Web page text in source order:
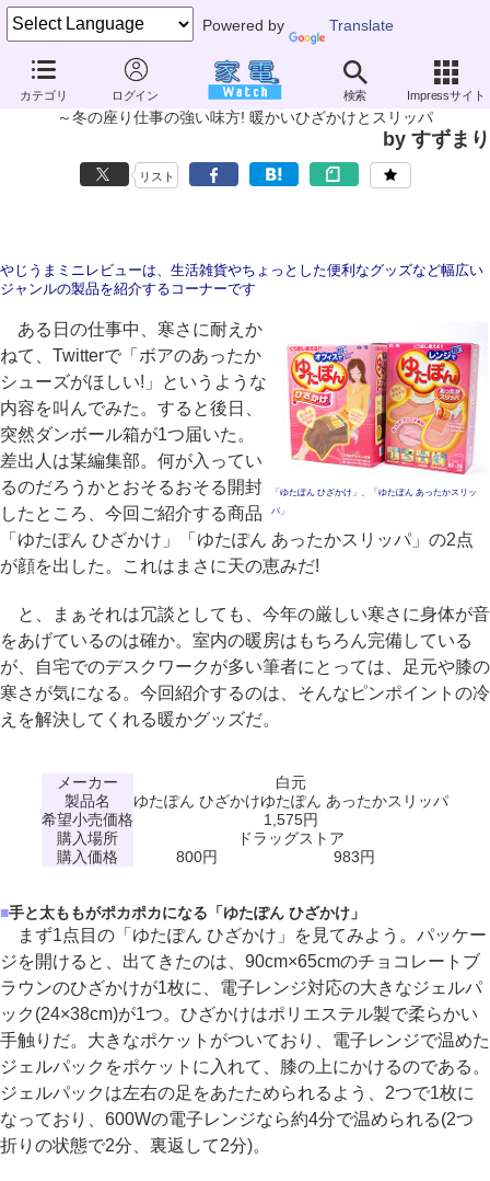
Powered by Translate
カテゴリ ログイン 検索 Impressサイト
やじうまミニレビュー
白元「ゆたぽん ひざかけ」「ゆたぽん あったかスリッパ」
～冬の座り仕事の強い味方! 暖かいひざかけとスリッパ
by すずまり
リスト
やじうまミニレビューは、生活雑貨やちょっとした便利なグッズなど幅広い
ジャンルの製品を紹介するコーナーです
「ゆたぽん ひざかけ」、「ゆたぽん あったかスリッ
パ」
ある日の仕事中、寒さに耐えか
ねて、Twitterで「ボアのあったか
シューズがほしい!」というような
内容を叫んでみた。すると後日、
突然ダンボール箱が1つ届いた。
差出人は某編集部。何が入ってい
るのだろうかとおそるおそる開封
したところ、今回ご紹介する商品
「ゆたぽん ひざかけ」「ゆたぽん あったかスリッパ」の2点
が顔を出した。これはまさに天の恵みだ!
と、まぁそれは冗談としても、今年の厳しい寒さに身体が音
をあげているのは確か。室内の暖房はもちろん完備している
が、自宅でのデスクワークが多い筆者にとっては、足元や膝の
寒さが気になる。今回紹介するのは、そんなピンポイントの冷
えを解決してくれる暖かグッズだ。
メーカー
白元
製品名
ゆたぽん ひざかけゆたぽん あったかスリッパ
希望小売価格
1,575円
購入場所
ドラッグストア
購入価格
800円 983円
■手と太ももがポカポカになる「ゆたぽん ひざかけ」
まず1点目の「ゆたぽん ひざかけ」を見てみよう。パッケー
ジを開けると、出てきたのは、90cm×65cmのチョコレートブ
ラウンのひざかけが1枚に、電子レンジ対応の大きなジェルパ
ック(24×38cm)が1つ。ひざかけはポリエステル製で柔らかい
手触りだ。大きなポケットがついており、電子レンジで温めた
ジェルパックをポケットに入れて、膝の上にかけるのである。
ジェルパックは左右の足をあたためられるよう、2つで1枚に
なっており、600Wの電子レンジなら約4分で温められる(2つ
折りの状態で2分、裏返して2分)。